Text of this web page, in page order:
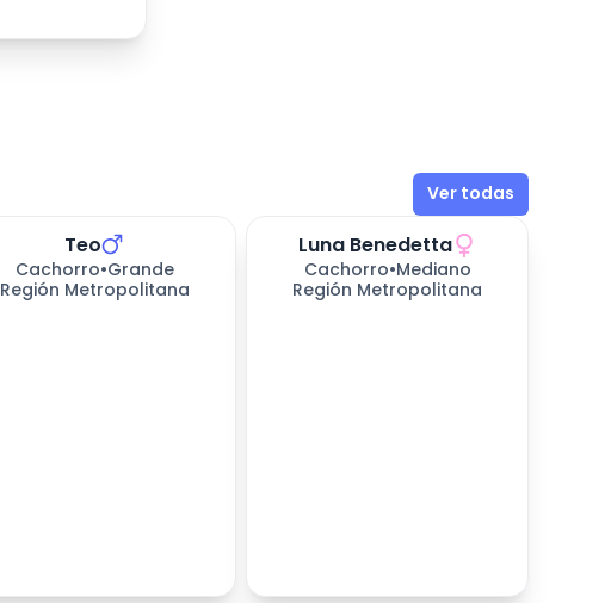
Ver todas
Teo
Cachorro•Grande
Región Metropolitana
Luna Benedetta
Cachorro•Mediano
Región Metropolitana